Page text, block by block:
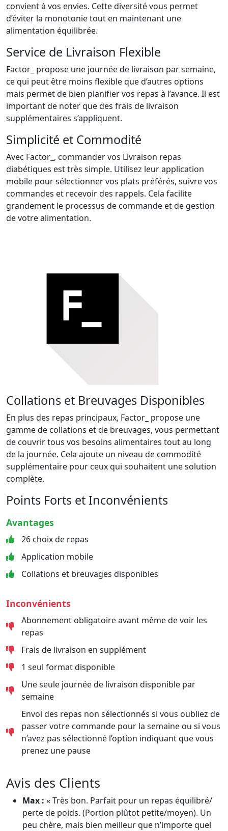
convient à vos envies. Cette diversité vous permet
d’éviter la monotonie tout en maintenant une
alimentation équilibrée.
Service de Livraison Flexible
Factor_ propose une journée de livraison par semaine,
ce qui peut être moins flexible que d’autres options
mais permet de bien planifier vos repas à l’avance. Il est
important de noter que des frais de livraison
supplémentaires s’appliquent.
Simplicité et Commodité
Avec Factor_, commander vos Livraison repas
diabétiques est très simple. Utilisez leur application
mobile pour sélectionner vos plats préférés, suivre vos
commandes et recevoir des rappels. Cela facilite
grandement le processus de commande et de gestion
de votre alimentation.
Collations et Breuvages Disponibles
En plus des repas principaux, Factor_ propose une
gamme de collations et de breuvages, vous permettant
de couvrir tous vos besoins alimentaires tout au long
de la journée. Cela ajoute un niveau de commodité
supplémentaire pour ceux qui souhaitent une solution
complète.
Points Forts et Inconvénients
Avantages
26 choix de repas
Application mobile
Collations et breuvages disponibles
Inconvénients
Abonnement obligatoire avant même de voir les
repas
Frais de livraison en supplément
1 seul format disponible
Une seule journée de livraison disponible par
semaine
Envoi des repas non sélectionnés si vous oubliez de
passer votre commande pour la semaine ou si vous
n’avez pas sélectionné l’option indiquant que vous
prenez une pause
Avis des Clients
Max : « Très bon. Parfait pour un repas équilibré/
perte de poids. (Portion plûtot petite/moyen). Un
peu chère, mais bien meilleur que n’importe quel